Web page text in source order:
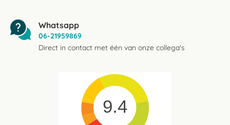
Whatsapp
06-21959869
Direct in contact met één van onze collega's
9.4